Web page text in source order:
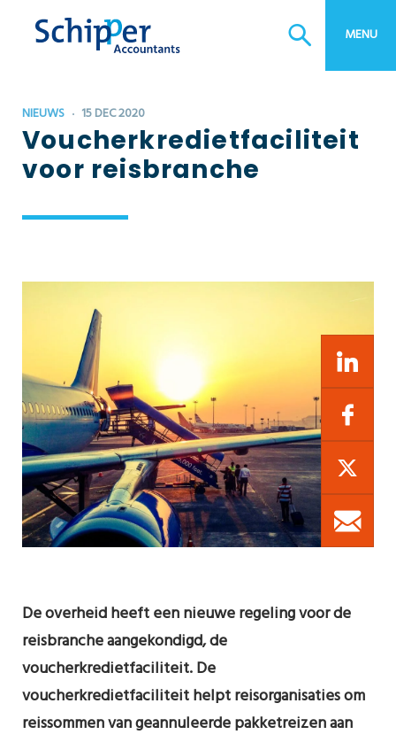
MENU
Estate planning
Bedrijfsopvolging
NIEUWS 15 DEC 2020
Voucherkredietfaciliteit
voor reisbranche
De overheid heeft een nieuwe regeling voor de
reisbranche aangekondigd, de
voucherkredietfaciliteit. De
voucherkredietfaciliteit helpt reisorganisaties om
reissommen van geannuleerde pakketreizen aan